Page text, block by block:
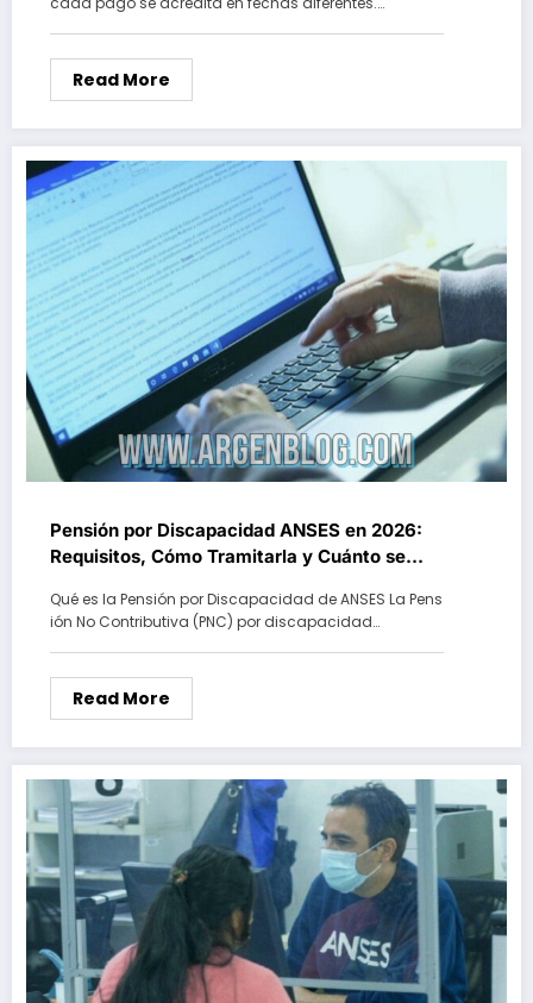
Read More
Pensión por Discapacidad ANSES en 2026:
Requisitos, Cómo Tramitarla y Cuánto se
Qué es la Pensión por Discapacidad de ANSES La Pens
ión No Contributiva (PNC) por discapacidad…
Read More